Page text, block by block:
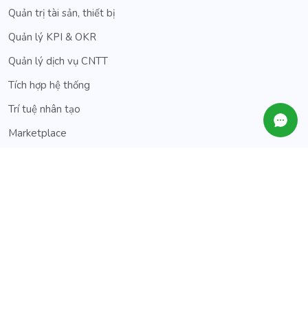
Quản trị tài sản, thiết bị
Quản lý KPI & OKR
Quản lý dịch vụ CNTT
Tích hợp hệ thống
Trí tuệ nhân tạo
Marketplace